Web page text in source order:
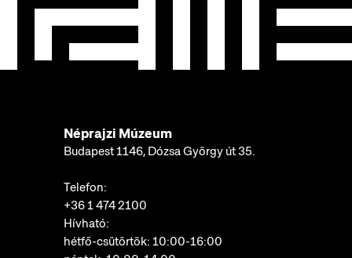
Néprajzi Múzeum
Budapest 1146, Dózsa György út 35.
Telefon:
+36 1 474 2100
Hívható:
hétfő-csütörtök: 10:00-16:00